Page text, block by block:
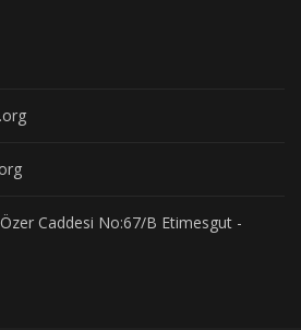
Caddesi No:67/B Etimesgut -